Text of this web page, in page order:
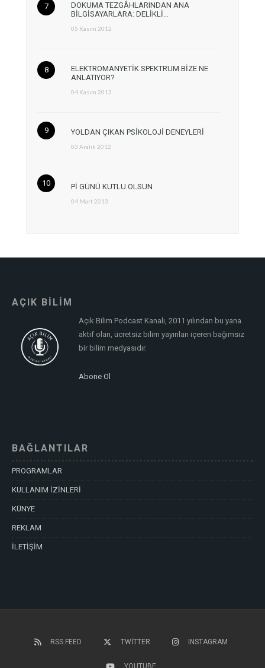
DOKUMA TEZGÂHLARINDAN ANA
BİLGİSAYARLARA: DELİKLİ…
05 Kasım 2012
ELEKTROMANYETİK SPEKTRUM BİZE NE
ANLATIYOR?
04 Kasım 2013
YOLDAN ÇIKAN PSİKOLOJİ DENEYLERİ
03 Aralık 2012
Pİ GÜNÜ KUTLU OLSUN
04 Mart 2013
AÇIK BİLİM
Açık Bilim Podcast Kanalı, 2011 yılından bu yana
aktif olan, ücretsiz bilim yayınları içeren bağımsız
bir bilim medyasıdır.
Abone Ol
BAĞLANTILAR
PROGRAMLAR
KULLANIM İZİNLERİ
KÜNYE
REKLAM
İLETİŞİM
RSS FEED TWITTER INSTAGRAM
YOUTUBE